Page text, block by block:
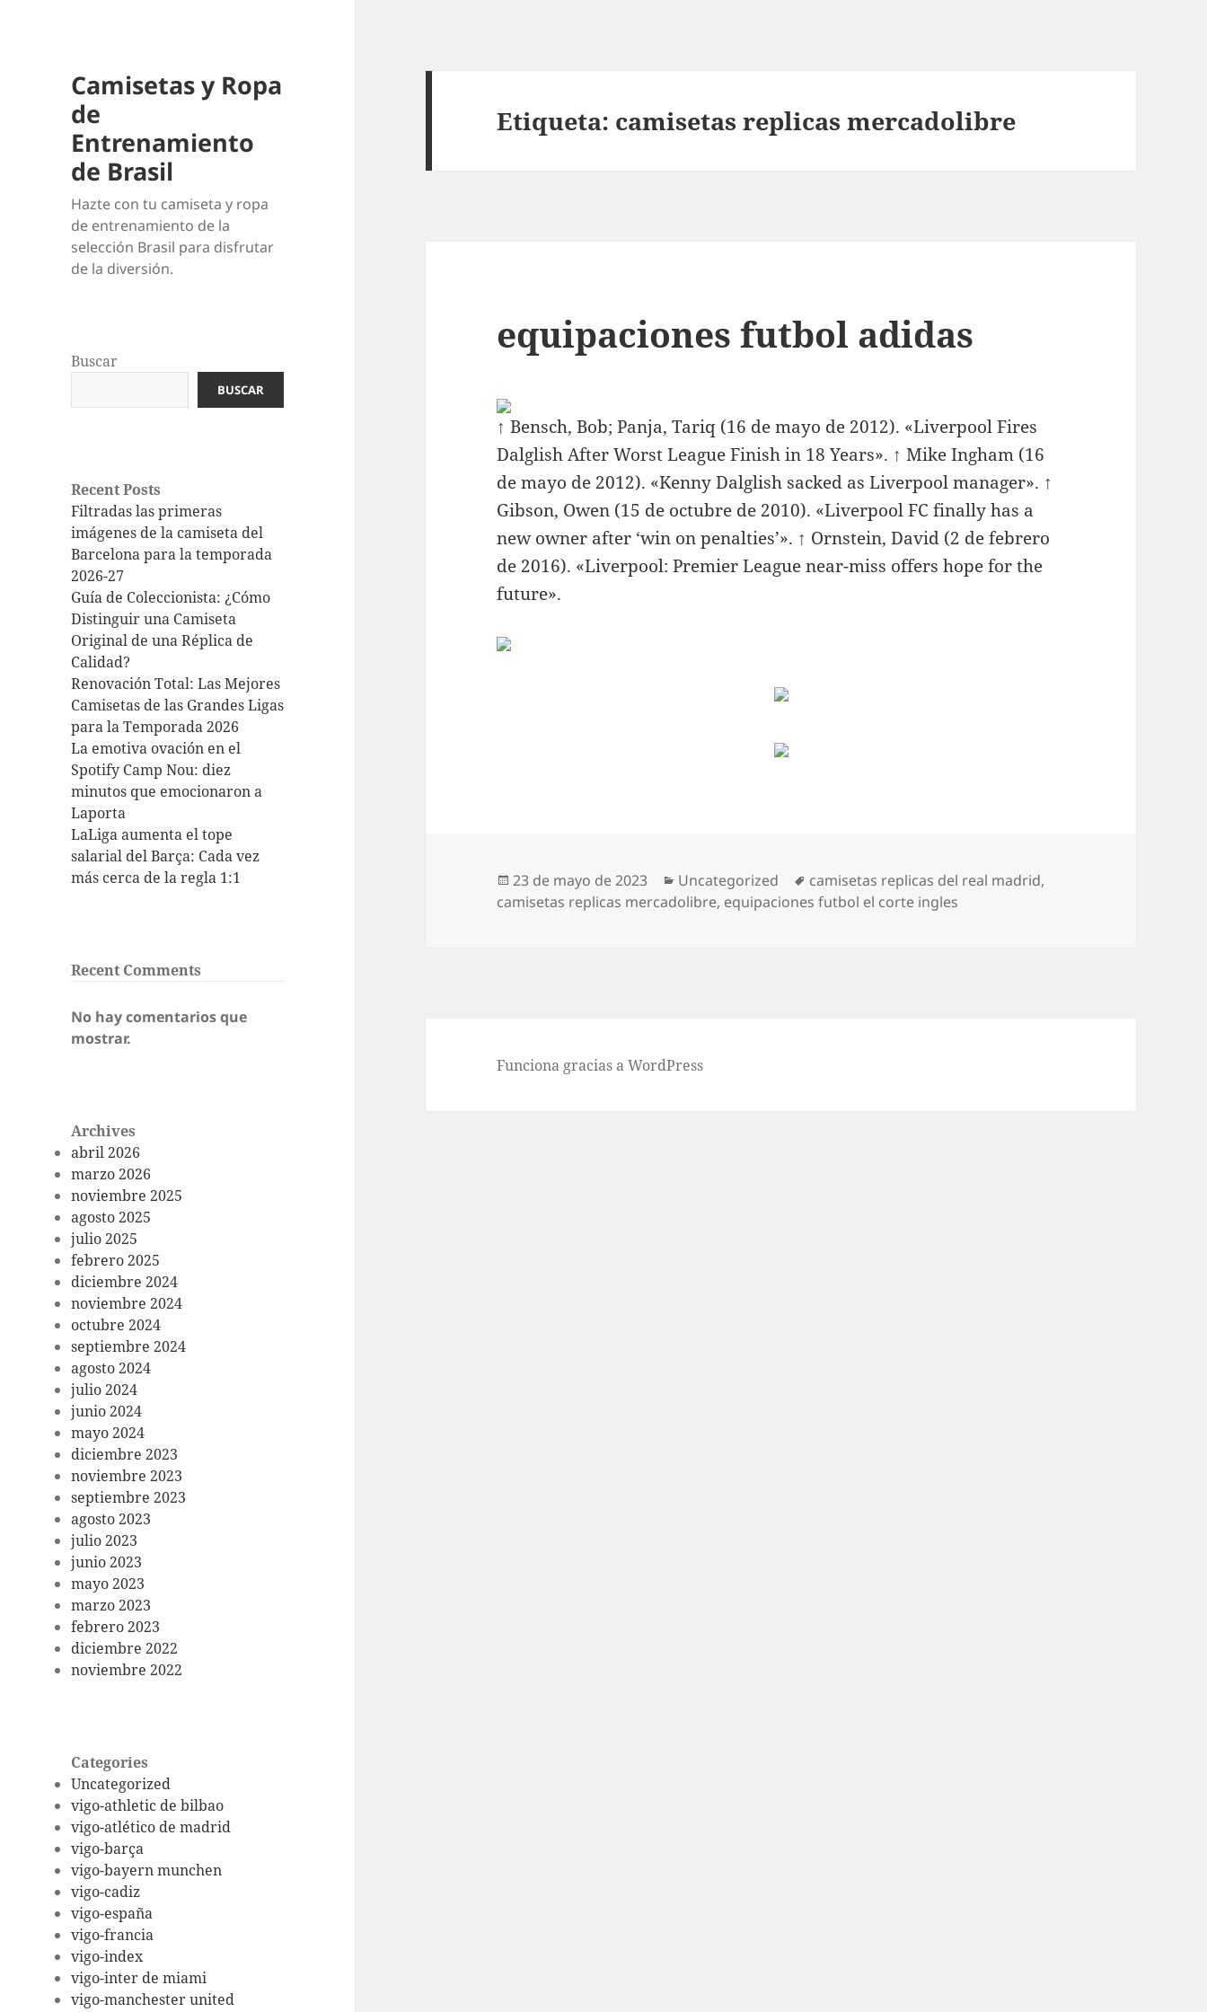
Camisetas y Ropa
de
Entrenamiento
de Brasil
Hazte con tu camiseta y ropa
de entrenamiento de la
selección Brasil para disfrutar
de la diversión.
Buscar
BUSCAR
Recent Posts
Filtradas las primeras
imágenes de la camiseta del
Barcelona para la temporada
2026-27
Guía de Coleccionista: ¿Cómo
Distinguir una Camiseta
Original de una Réplica de
Calidad?
Renovación Total: Las Mejores
Camisetas de las Grandes Ligas
para la Temporada 2026
La emotiva ovación en el
Spotify Camp Nou: diez
minutos que emocionaron a
Laporta
LaLiga aumenta el tope
salarial del Barça: Cada vez
más cerca de la regla 1:1
Recent Comments
No hay comentarios que
mostrar.
Archives
abril 2026
marzo 2026
noviembre 2025
agosto 2025
julio 2025
febrero 2025
diciembre 2024
noviembre 2024
octubre 2024
septiembre 2024
agosto 2024
julio 2024
junio 2024
mayo 2024
diciembre 2023
noviembre 2023
septiembre 2023
agosto 2023
julio 2023
junio 2023
mayo 2023
marzo 2023
febrero 2023
diciembre 2022
noviembre 2022
Categories
Uncategorized
vigo-athletic de bilbao
vigo-atlético de madrid
vigo-barça
vigo-bayern munchen
vigo-cadiz
vigo-españa
vigo-francia
vigo-index
vigo-inter de miami
vigo-manchester united
Etiqueta: camisetas replicas mercadolibre
equipaciones futbol adidas
↑ Bensch, Bob; Panja, Tariq (16 de mayo de 2012). «Liverpool Fires
Dalglish After Worst League Finish in 18 Years». ↑ Mike Ingham (16
de mayo de 2012). «Kenny Dalglish sacked as Liverpool manager». ↑
Gibson, Owen (15 de octubre de 2010). «Liverpool FC finally has a
new owner after ‘win on penalties’». ↑ Ornstein, David (2 de febrero
de 2016). «Liverpool: Premier League near-miss offers hope for the
future».
Publicado
el
23 de mayo de 2023 Categorías
Uncategorized Etiquetas
camisetas replicas del real madrid,
camisetas replicas mercadolibre, equipaciones futbol el corte ingles
Funciona gracias a WordPress